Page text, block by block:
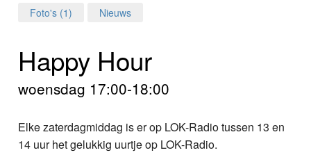
Home
Nieuws
Video
Foto's (1)
Nieuws
Happy Hour
woensdag 17:00-18:00
Elke zaterdagmiddag is er op LOK-Radio tussen 13 en
14 uur het gelukkig uurtje op LOK-Radio.